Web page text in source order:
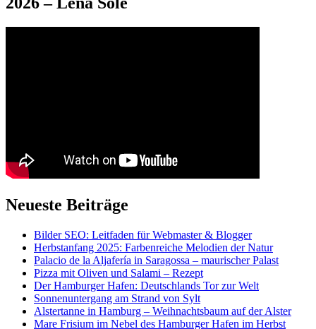
Neueste Beiträge
Bilder SEO: Leitfaden für Webmaster & Blogger
Herbstanfang 2025: Farbenreiche Melodien der Natur
Palacio de la Aljafería in Saragossa – maurischer Palast
Pizza mit Oliven und Salami – Rezept
Der Hamburger Hafen: Deutschlands Tor zur Welt
Sonnenuntergang am Strand von Sylt
Alstertanne in Hamburg – Weihnachtsbaum auf der Alster
Mare Frisium im Nebel des Hamburger Hafen im Herbst